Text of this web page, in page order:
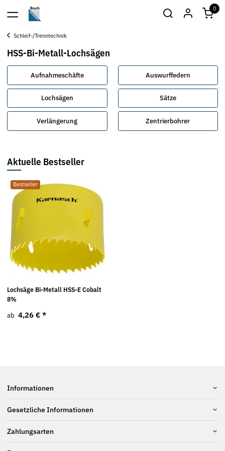
0
Schleif-/Trenntechnik
HSS-Bi-Metall-Lochsägen
Aufnahmeschäfte Auswurffedern
Lochsägen Sätze
Verlängerung Zentrierbohrer
Aktuelle Bestseller
Bestseller
Lochsäge Bi-Metall HSS-E Cobalt
8%
ab 4,26 € *
Informationen
Gesetzliche Informationen
Zahlungsarten